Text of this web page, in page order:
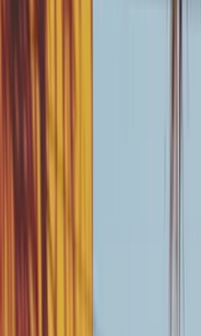
des eaux
aggraver le
l’eau à un
ou la réparation
d’évacuation des
veillant à les éloigner
subventionnable
de prévention.
mise en oeuvre de
des eaux